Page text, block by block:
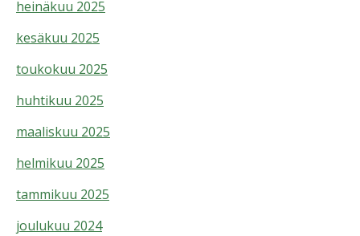
heinäkuu 2025
kesäkuu 2025
toukokuu 2025
huhtikuu 2025
maaliskuu 2025
helmikuu 2025
tammikuu 2025
joulukuu 2024